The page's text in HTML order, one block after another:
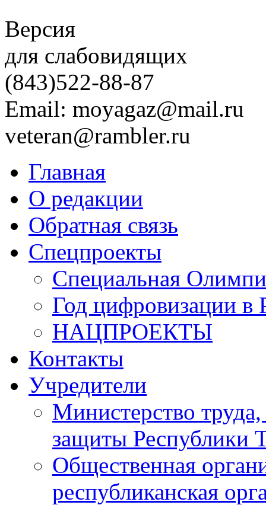
Версия
для слабовидящих
(843)522-88-87
Email: moyagaz@mail.ru
veteran@rambler.ru
Главная
О редакции
Обратная связь
Спецпроекты
Специальная
Год цифровизации в
НАЦПРОЕКТЫ
Контакты
Учредители
Министерство
защиты Республики
Общественная
республиканская